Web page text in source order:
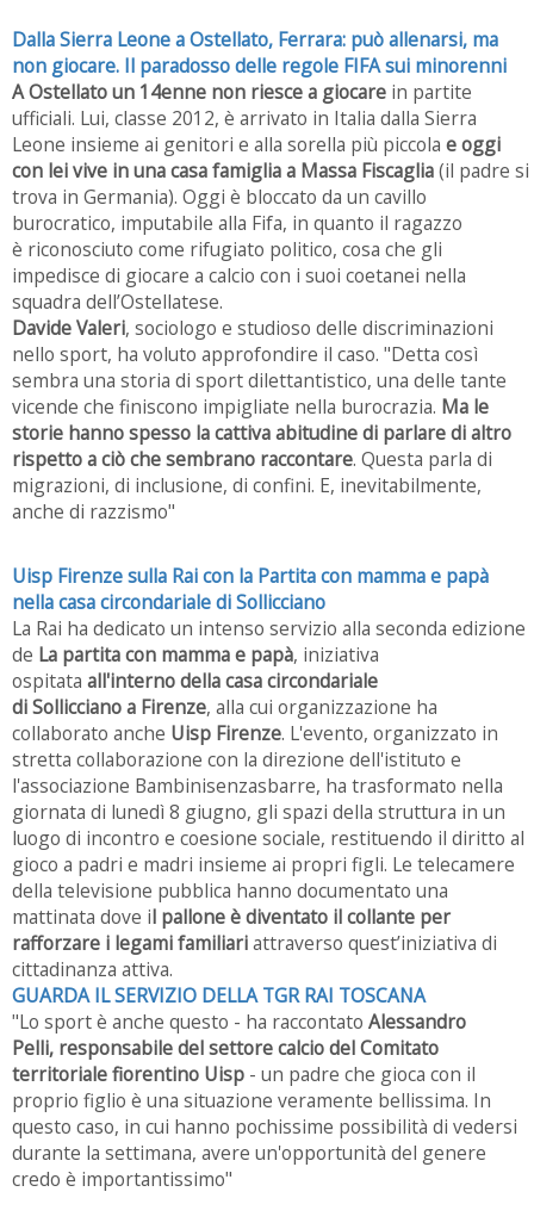
Dalla Sierra Leone a Ostellato, Ferrara: può allenarsi, ma
non giocare. Il paradosso delle regole FIFA sui minorenni
A Ostellato un 14enne non riesce a giocare in partite
ufficiali. Lui, classe 2012, è arrivato in Italia dalla Sierra
Leone insieme ai genitori e alla sorella più piccola e oggi
con lei vive in una casa famiglia a Massa Fiscaglia(il padre si
trova in Germania). Oggi è bloccato da un cavillo
burocratico, imputabile alla Fifa, in quanto il ragazzo
è riconosciuto come rifugiato politico, cosa che gli
impedisce di giocare a calcio con i suoi coetanei nella
squadra dell’Ostellatese.
Davide Valeri, sociologo e studioso delle discriminazioni
nello sport, ha voluto approfondire il caso. "Detta così
sembra una storia di sport dilettantistico, una delle tante
vicende che finiscono impigliate nella burocrazia. Ma le
storie hanno spesso la cattiva abitudine di parlare di altro
rispetto a ciò che sembrano raccontare. Questa parla di
migrazioni, di inclusione, di confini. E, inevitabilmente,
anche di razzismo"
Uisp Firenze sulla Rai con la Partita con mamma e papà
nella casa circondariale di Sollicciano
La Rai ha dedicato un intenso servizio alla seconda edizione
de La partita con mamma e papà, iniziativa
ospitata all'interno della casa circondariale
di Sollicciano a Firenze, alla cui organizzazione ha
collaborato anche Uisp Firenze. L'evento, organizzato in
stretta collaborazione con la direzione dell'istituto e
l'associazione Bambinisenzasbarre, ha trasformato nella
giornata di lunedì 8 giugno, gli spazi della struttura in un
luogo di incontro e coesione sociale, restituendo il diritto al
gioco a padri e madri insieme ai propri figli. Le telecamere
della televisione pubblica hanno documentato una
mattinata dove il pallone è diventato il collante per
rafforzare i legami familiariattraverso quest’iniziativa di
cittadinanza attiva.
GUARDA IL SERVIZIO DELLA TGR RAI TOSCANA
"Lo sport è anche questo - ha raccontato Alessandro
Pelli, responsabile del settore calcio del Comitato
territoriale fiorentino Uisp - un padre che gioca con il
proprio figlio è una situazione veramente bellissima. In
questo caso, in cui hanno pochissime possibilità di vedersi
durante la settimana, avere un'opportunità del genere
credo è importantissimo"